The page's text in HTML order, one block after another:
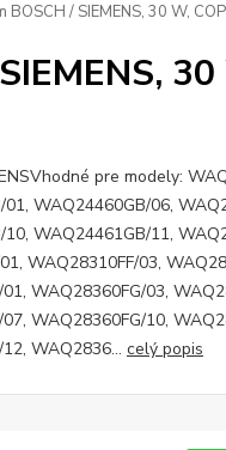
/ SIEMENS, 30 W,
30
pre modely:
WAQ24460GB/06,
WAQ24461GB/11,
WAQ28310FF/03,
WAQ28360FG/03,
WAQ28360FG/10,
WAQ2836... celý popis